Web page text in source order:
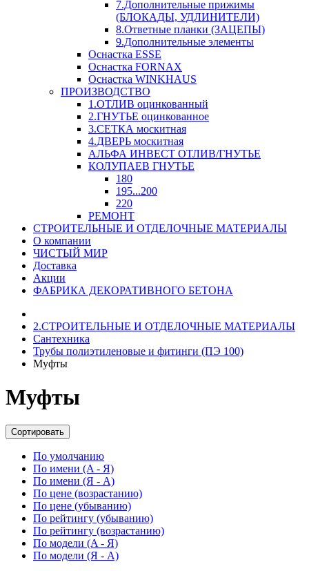
7.Дополнительные прижимы
(БЛОКАДЫ, УДЛИНИТЕЛИ)
8.Ответные планки (ЗАЦЕПЫ)
9.Дополнительные элементы
Оснастка ESSE
Оснастка FORNAX
Оснастка WINKHAUS
ПРОИЗВОДСТВО
1.ОТЛИВ оцинкованный
2.ГНУТЬЕ оцинкованное
3.СЕТКА москитная
4.ДВЕРЬ москитная
АЛЬФА ИНВЕСТ ОТЛИВ/ГНУТЬЕ
КОЛУПАЕВ ГНУТЬЕ
180
195...200
220
РЕМОНТ
СТРОИТЕЛЬНЫЕ И ОТДЕЛОЧНЫЕ МАТЕРИАЛЫ
О компании
ЧИСТЫЙ МИР
Доставка
Акции
ФАБРИКА ДЕКОРАТИВНОГО БЕТОНА
2.СТРОИТЕЛЬНЫЕ И ОТДЕЛОЧНЫЕ МАТЕРИАЛЫ
Сантехника
Трубы полиэтиленовые и фитинги (ПЭ 100)
Муфты
Муфты
Сортировать
По умолчанию
По имени (A - Я)
По имени (Я - A)
По цене (возрастанию)
По цене (убыванию)
По рейтингу (убыванию)
По рейтингу (возрастанию)
По модели (A - Я)
По модели (Я - A)